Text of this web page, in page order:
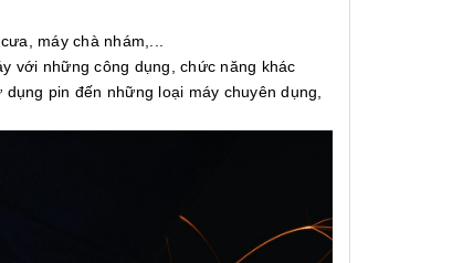
máy chà nhám,...
với những công dụng, chức năng khác
pin đến những loại máy chuyên dụng,